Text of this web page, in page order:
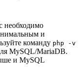
необходимо
и
команду php -v
MySQL/MariaDB.
и MySQL